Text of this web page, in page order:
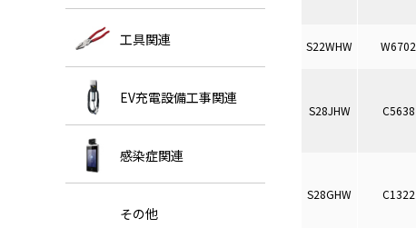
工具関連
EV充電設備工事関連
感染症関連
その他
S22WHW W6702
S28JHW C5638
S28GHW C1322